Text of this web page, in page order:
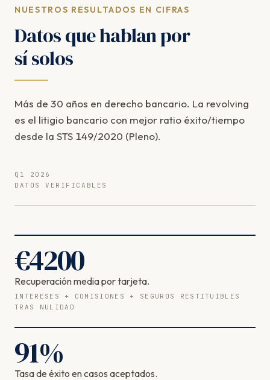
NUESTROS RESULTADOS EN CIFRAS
Datos que hablan por
sí solos
Más de 30 años en derecho bancario. La revolving
es el litigio bancario con mejor ratio éxito/tiempo
desde la STS 149/2020 (Pleno).
Q1 2026
DATOS VERIFICABLES
€4200
Recuperación media por tarjeta.
INTERESES + COMISIONES + SEGUROS RESTITUIBLES
TRAS NULIDAD
91%
Tasa de éxito en casos aceptados.